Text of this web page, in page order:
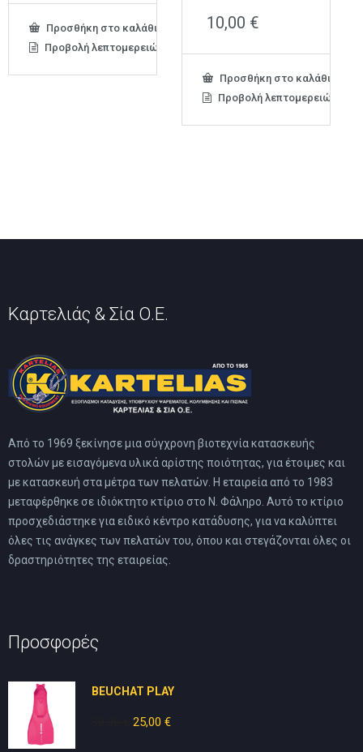
Προσθήκη στο καλάθι
Προβολή λεπτομερειών
10,00 €
Προσθήκη στο καλάθι
Προβολή λεπτομερειών
Καρτελιάς & Σία Ο.Ε.
Από το 1969 ξεκίνησε μια σύγχρονη βιοτεχνία κατασκευής
στολών με εισαγόμενα υλικά αρίστης ποιότητας, για έτοιμες και
με κατασκευή στα μέτρα των πελατών. Η εταιρεία από το 1983
μεταφέρθηκε σε ιδιόκτητο κτίριο στο Ν. Φάληρο. Αυτό το κτίριο
προσχεδιάστηκε για ειδικό κέντρο κατάδυσης, για να καλύπτει
όλες τις ανάγκες των πελατών του, όπου και στεγάζονται όλες οι
δραστηριότητες της εταιρείας.
Προσφορές
BEUCHAT PLAY
Original
25,00 €Η